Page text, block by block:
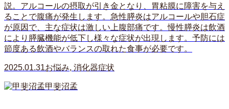
説。アルコールの摂取が引き金となり、胃粘膜に障害を与え
ることで腹痛が発生します。急性膵炎はアルコールや胆石症
が原因で、主な症状は激しい上腹部痛です。慢性膵炎は飲酒
により膵臓機能が低下し様々な症状が出現します。予防には
節度ある飲酒やバランスの取れた食事が必要です。
2025.01.31お悩み, 消化器症状
甲斐沼孟